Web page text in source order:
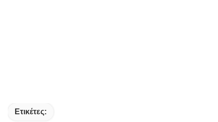
Ετικέτες: